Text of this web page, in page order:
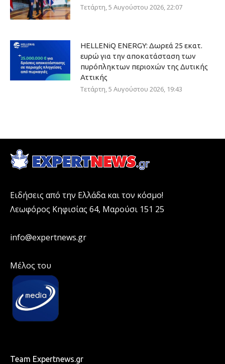
Τετάρτη, 5 Αυγούστου 2026, 22:07
HELLENiQ ENERGY: Δωρεά 25 εκατ.
ευρώ για την αποκατάσταση των
πυρόπληκτων περιοχών της Δυτικής
Αττικής
Τετάρτη, 5 Αυγούστου 2026, 19:43
Ειδήσεις από την Ελλάδα και τον κόσμο!
Λεωφόρος Κηφισίας 64, Μαρούσι 151 25
info@expertnews.gr
Μέλος του
Team Expertnews.gr